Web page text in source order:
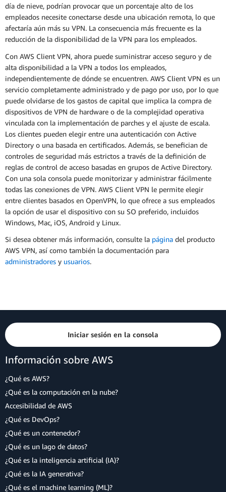
día de nieve, podrían provocar que un porcentaje alto de los
empleados necesite conectarse desde una ubicación remota, lo que
afectaría aún más su VPN. La consecuencia más frecuente es la
reducción de la disponibilidad de la VPN para los empleados.
Con AWS Client VPN, ahora puede suministrar acceso seguro y de
alta disponibilidad a la VPN a todos los empleados,
independientemente de dónde se encuentren. AWS Client VPN es un
servicio completamente administrado y de pago por uso, por lo que
puede olvidarse de los gastos de capital que implica la compra de
dispositivos de VPN de hardware o de la complejidad operativa
vinculada con la implementación de parches y el ajuste de escala.
Los clientes pueden elegir entre una autenticación con Active
Directory o una basada en certificados. Además, se benefician de
controles de seguridad más estrictos a través de la definición de
reglas de control de acceso basadas en grupos de Active Directory.
Con una sola consola puede monitorizar y administrar fácilmente
todas las conexiones de VPN. AWS Client VPN le permite elegir
entre clientes basados en OpenVPN, lo que ofrece a sus empleados
la opción de usar el dispositivo con su SO preferido, incluidos
Windows, Mac, iOS, Android y Linux.
Si desea obtener más información, consulte la página del producto
AWS VPN, así como también la documentación para
administradores y usuarios.
Iniciar sesión en la consola
Información sobre AWS
¿Qué es AWS?
¿Qué es la computación en la nube?
Accesibilidad de AWS
¿Qué es DevOps?
¿Qué es un contenedor?
¿Qué es un lago de datos?
¿Qué es la inteligencia artificial (IA)?
¿Qué es la IA generativa?
¿Qué es el machine learning (ML)?